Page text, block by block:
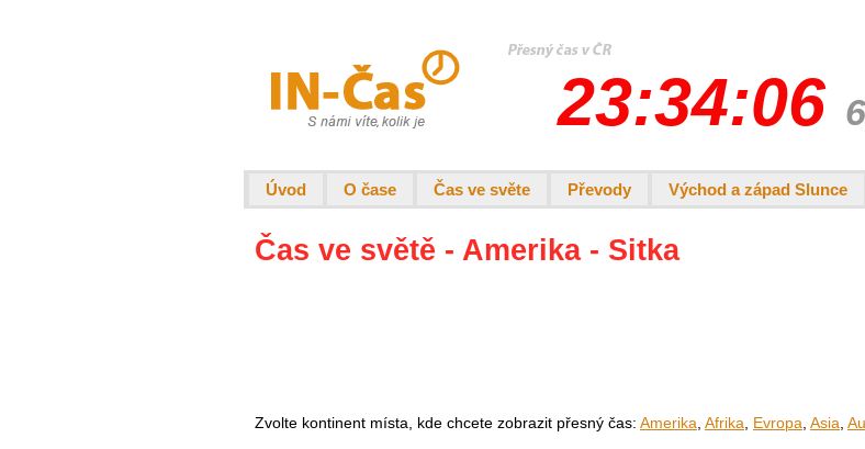
23:34:06
Úvod O čase Čas ve světe Převody Východ a západ Slunce
Čas ve světě - Amerika - Sitka
Zvolte kontinent místa, kde chcete zobrazit přesný čas: Amerika, Afrika, Evropa, Asia,